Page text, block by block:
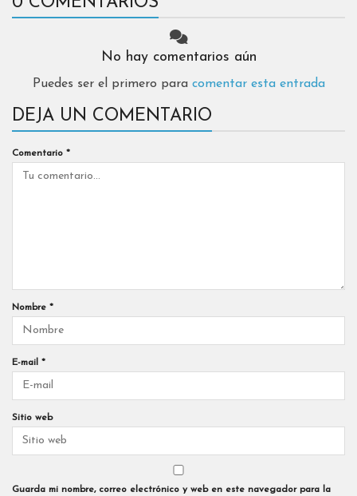
No hay comentarios aún
Puedes ser el primero para comentar esta entrada
DEJA UN COMENTARIO
Comentario *
Nombre *
E-mail *
Sitio web
Guarda mi nombre, correo electrónico y web en este navegador para la